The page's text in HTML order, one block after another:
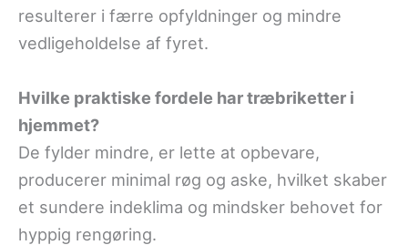
resulterer i færre opfyldninger og mindre
vedligeholdelse af fyret.
Hvilke praktiske fordele har træbriketter i
hjemmet?
De fylder mindre, er lette at opbevare,
producerer minimal røg og aske, hvilket skaber
et sundere indeklima og mindsker behovet for
hyppig rengøring.